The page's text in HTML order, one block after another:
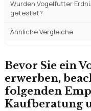
Bevor Sie ein
erwerben,
folgenden
eine
Wir haben für Sie
zusammengestellt,
zum Vogelfutter